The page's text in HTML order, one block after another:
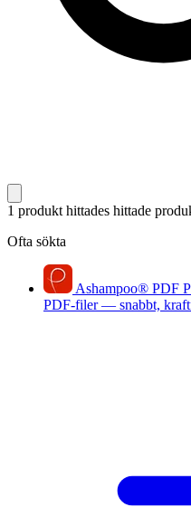
1 produkt hittades hittade
Ofta sökta
Ashampoo® PDF
PDF-filer — snabbt,